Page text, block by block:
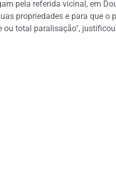
pela referida vicinal, em
propriedades e para que
ou total paralisação",